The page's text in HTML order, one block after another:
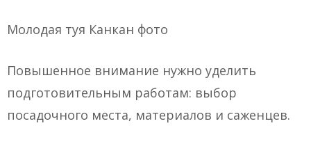
Молодая туя Канкан фото
Повышенное внимание нужно уделить
подготовительным работам: выбор
посадочного места, материалов и саженцев.